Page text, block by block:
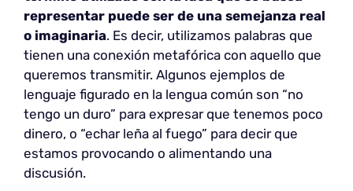
representar puede ser de una semejanza real
o imaginaria. Es decir, utilizamos palabras que
tienen una conexión metafórica con aquello que
queremos transmitir. Algunos ejemplos de
lenguaje figurado en la lengua común son “no
tengo un duro” para expresar que tenemos poco
dinero, o “echar leña al fuego” para decir que
estamos provocando o alimentando una
discusión.